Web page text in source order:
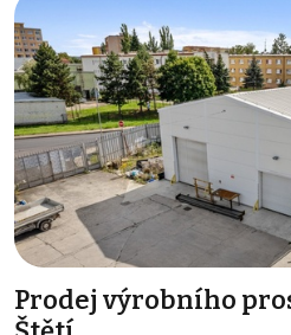
Prodej výrobního